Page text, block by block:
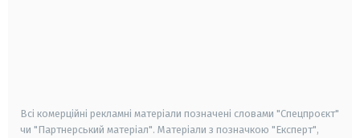
Всі комерційні рекламні матеріали позначені словами "Спецпроєкт"
чи "Партнерський матеріал". Матеріали з позначкою "Експерт",